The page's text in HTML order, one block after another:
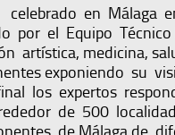
celebrado en
por el Equipo
artística, medicina,
exponiendo su
los expertos
de 500
de Málaga de